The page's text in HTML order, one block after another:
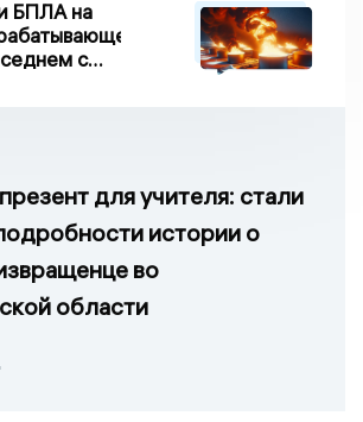
БПЛА на
с
для учителя: стали
истории о
во
области